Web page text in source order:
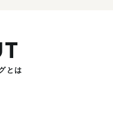
とは